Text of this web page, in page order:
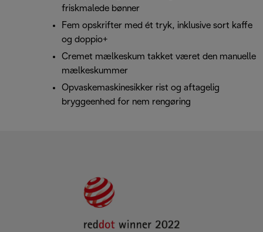
friskmalede bønner
Fem opskrifter med ét tryk, inklusive sort kaffe
og doppio+
Cremet mælkeskum takket været den manuelle
mælkeskummer
Opvaskemaskinesikker rist og aftagelig
bryggeenhed for nem rengøring